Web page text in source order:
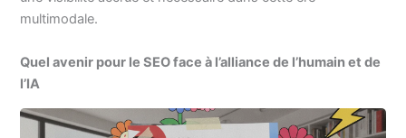
multimodale.
Quel avenir pour le SEO face à l’alliance de l’humain et de
l’IA